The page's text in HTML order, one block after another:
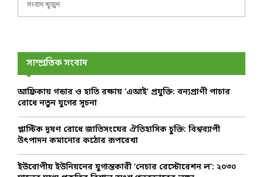
f
r
A
R
সাম্প্রতিক সংবাদ
আফ্রিকায় গন্ডার ও হাতি রক্ষায় ‘এআই’ প্রযুক্তি: বন্যপ্রাণী পাচার
রোধে নতুন যুগের সূচনা
প্লাস্টিক দূষণ রোধে জাতিসংঘের ঐতিহাসিক চুক্তি: বিশ্বব্যাপী
উৎপাদন কমানোর কঠোর রূপরেখা
ইউরোপীয় ইউনিয়নের যুগান্তকারী ‘নেচার রেস্টোরেশন ল’: ২০৩০